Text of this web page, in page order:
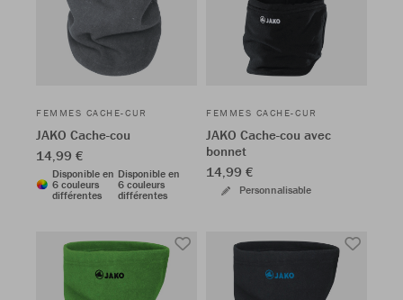
FEMMES CACHE-CUR
JAKO Cache-cou
14,99 €
Disponible en
6 couleurs
différentes
Disponible en
6 couleurs
différentes
FEMMES CACHE-CUR
JAKO Cache-cou avec
bonnet
14,99 €
Personnalisable